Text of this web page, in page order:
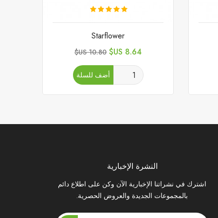
Starflower
السعر
8.64 US$
السعر
10.80 US$
أضف للسلة
النشرة الإخبارية
اشترك في نشراتنا الإخبارية الآن وكن على اطلاع دائم
بالمجموعات الجديدة والعروض الحصرية.